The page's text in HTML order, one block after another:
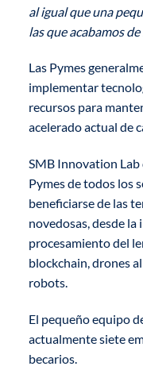
al igual que una
las que acabamos
Las Pymes
implementar
recursos para
acelerado actual de
SMB Innovation Lab
Pymes de todos los
beneficiarse de las
novedosas, desde
procesamiento del
blockchain, drones
robots.
El pequeño equipo
actualmente siete
becarios.